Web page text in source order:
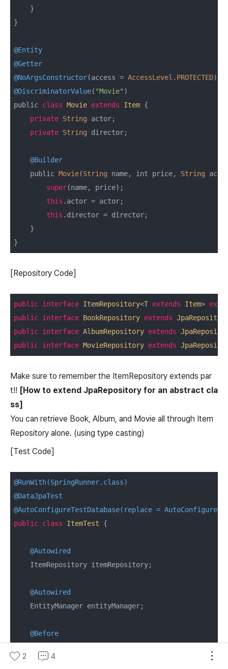
    }
}
@Entity
@Getter
@NoArgsConstructor(access = AccessLevel . PROTECTED
@DiscriminatorValue( "Movie" )
public class Movie extends Item {
private String actor;
private String director;
@Builder
    public
Movie(String name, int price, String
super(name, price);
this .actor = actor;
this .director = director;
    }
}
[Repository Code]
public interface ItemRepository<T extends Item>
public interface BookRepository extends
public interface AlbumRepository extends
public interface MovieRepository extends
Make sure to remember the ItemRepository extends par
t!! [How to extend JpaRepository for an abstract cla
ss]
You can retrieve Book, Album, and Movie all through Item
Repository alone. (using type casting)
[Test Code]
@RunWith(SpringRunner.class)
@DataJpaTest
@AutoConfigureTestDatabase(replace =
public class ItemTest {
@Autowired
    ItemRepository itemRepository;
@Autowired
    EntityManager entityManager;
@Before
        Movie movie = Movie.builder()
2 4